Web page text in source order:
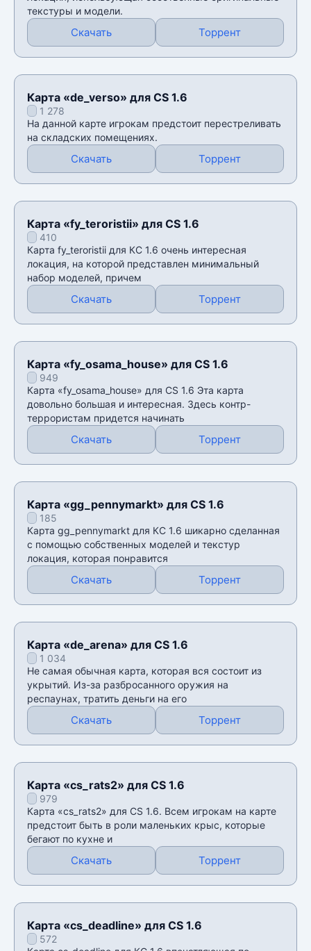
текстуры и модели.
Скачать Торрент
Карта «de_verso» для CS 1.6
1 278
На данной карте игрокам предстоит перестреливать
на складских помещениях.
Скачать Торрент
Карта «fy_teroristii» для CS 1.6
410
Карта fy_teroristii для КС 1.6 очень интересная
локация, на которой представлен минимальный
набор моделей, причем
Скачать Торрент
Карта «fy_osama_house» для CS 1.6
949
Карта «fy_osama_house» для CS 1.6 Эта карта
довольно большая и интересная. Здесь контр-
террористам придется начинать
Скачать Торрент
Карта «gg_pennymarkt» для CS 1.6
185
Карта gg_pennymarkt для КС 1.6 шикарно сделанная
с помощью собственных моделей и текстур
локация, которая понравится
Скачать Торрент
Карта «de_arena» для CS 1.6
1 034
Не самая обычная карта, которая вся состоит из
укрытий. Из-за разбросанного оружия на
респаунах, тратить деньги на его
Скачать Торрент
Карта «cs_rats2» для CS 1.6
979
Карта «cs_rats2» для CS 1.6. Всем игрокам на карте
предстоит быть в роли маленьких крыс, которые
бегают по кухне и
Скачать Торрент
Карта «cs_deadline» для CS 1.6
572